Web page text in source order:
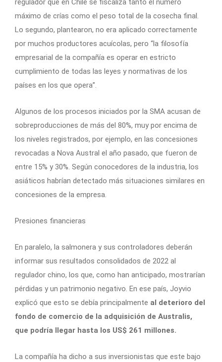
regulador que en Chile se fiscaliza tanto el número
máximo de crías como el peso total de la cosecha final.
Lo segundo, plantearon, no era aplicado correctamente
por muchos productores acuícolas, pero “la filosofía
empresarial de la compañía es operar en estricto
cumplimiento de todas las leyes y normativas de los
países en los que opera”.
Algunos de los procesos iniciados por la SMA acusan de
sobreproducciones de más del 80%, muy por encima de
los niveles registrados, por ejemplo, en las concesiones
revocadas a Nova Austral el año pasado, que fueron de
entre 15% y 30%. Según conocedores de la industria, los
asiáticos habrían detectado más situaciones similares en
concesiones de la empresa.
Presiones financieras
En paralelo, la salmonera y sus controladores deberán
informar sus resultados consolidados de 2022 al
regulador chino, los que, como han anticipado, mostrarían
pérdidas y un patrimonio negativo. En ese país, Joyvio
explicó que esto se debía principalmente al deterioro del
fondo de comercio de la adquisición de Australis,
que podría llegar hasta los US$ 261 millones.
La compañía ha dicho a sus inversionistas que este bajo